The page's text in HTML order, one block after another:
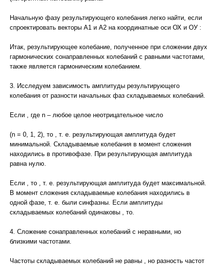
Начальную фазу результирующего колебания легко найти, если
спроектировать векторы А1 и А2 на координатные оси ОХ и ОУ :
Итак, результирующее колебание, полученное при сложении двух
гармонических сонаправленных колебаний с равными частотами,
также является гармоническим колебанием.
3. Исследуем зависимость амплитуды результирующего
колебания от разности начальных фаз складываемых колебаний.
Если , где n – любое целое неотрицательное число
(n = 0, 1, 2), то , т. е. результирующая амплитуда будет
минимальной. Складываемые колебания в момент сложения
находились в противофазе. При результирующая амплитуда
равна нулю.
Если , то , т. е. результирующая амплитуда будет максимальной.
В момент сложения складываемые колебания находились в
одной фазе, т. е. были синфазны. Если амплитуды
складываемых колебаний одинаковы , то.
4. Сложение сонаправленных колебаний с неравными, но
близкими частотами.
Частоты складываемых колебаний не равны , но разность частот